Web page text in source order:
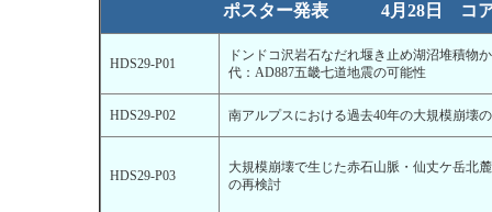
ポスター発表 4月28日 コ
HDS29-P01
ドンドコ沢岩石なだれ堰き止め湖沼堆積物
代：AD887五畿七道地震の可能性
HDS29-P02 南アルプスにおける過去40年の大規模崩壊
HDS29-P03
大規模崩壊で生じた赤石山脈・仙丈ケ岳北
の再検討